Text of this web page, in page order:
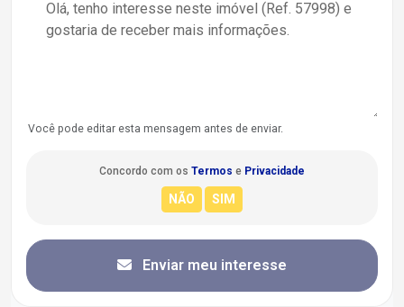
Você pode editar esta mensagem antes de enviar.
Concordo com os Termos e Privacidade
Enviar meu interesse